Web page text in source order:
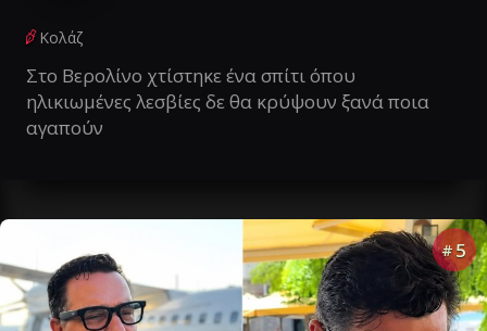
Κολάζ
Στο Βερολίνο χτίστηκε ένα σπίτι όπου
ηλικιωμένες λεσβίες δε θα κρύψουν ξανά ποια
αγαπούν
# 5